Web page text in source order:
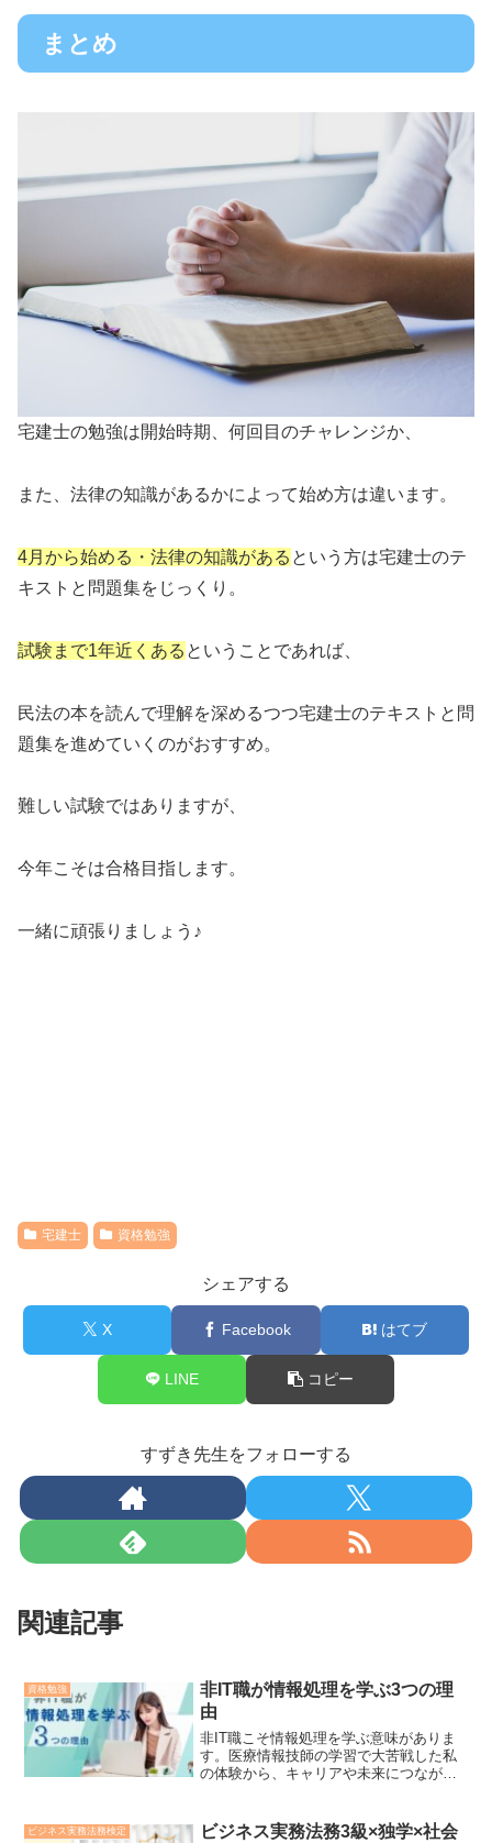
まとめ
宅建士の勉強は開始時期、何回目のチャレンジか、
また、法律の知識があるかによって始め方は違います。
4月から始める・法律の知識がある という方は宅建士のテ
キストと問題集をじっくり。
試験まで1年近くある ということであれば、
民法の本を読んで理解を深めるつつ宅建士のテキストと問
題集を進めていくのがおすすめ。
難しい試験ではありますが、
今年こそは合格目指します。
一緒に頑張りましょう♪
宅建士 資格勉強
シェアする
X Facebook はてブ
LINE コピー
すずき先生をフォローする
関連記事
資格勉強
非IT職が情報処理を学ぶ3つの理
由
非IT職こそ情報処理を学ぶ意味がありま
す。医療情報技師の学習で大苦戦した私
の体験から、キャリアや未来につながる3
ビジネス実務法務検定
ビジネス実務法務3級×独学×社会